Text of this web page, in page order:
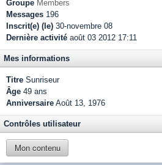
Groupe Members
Messages 196
Inscrit(e) (le) 30-novembre 08
Dernière activité août 03 2012 17:11
Mes informations
Titre Sunriseur
Âge 49 ans
Anniversaire Août 13, 1976
Contrôles utilisateur
Mon contenu